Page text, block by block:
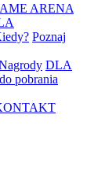
ARENA
Poznaj
DLA
pobrania